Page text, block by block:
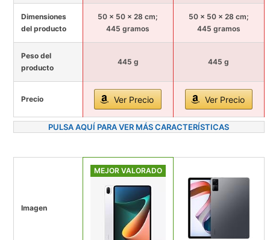
Dimensiones
del producto
50 x 50 x 28 cm;
445 gramos
50 x 50 x 28 cm;
445 gramos
Peso del
producto
445 g 445 g
Precio Ver Precio Ver Precio
PULSA AQUÍ PARA VER MÁS CARACTERÍSTICAS
Imagen
MEJOR VALORADO